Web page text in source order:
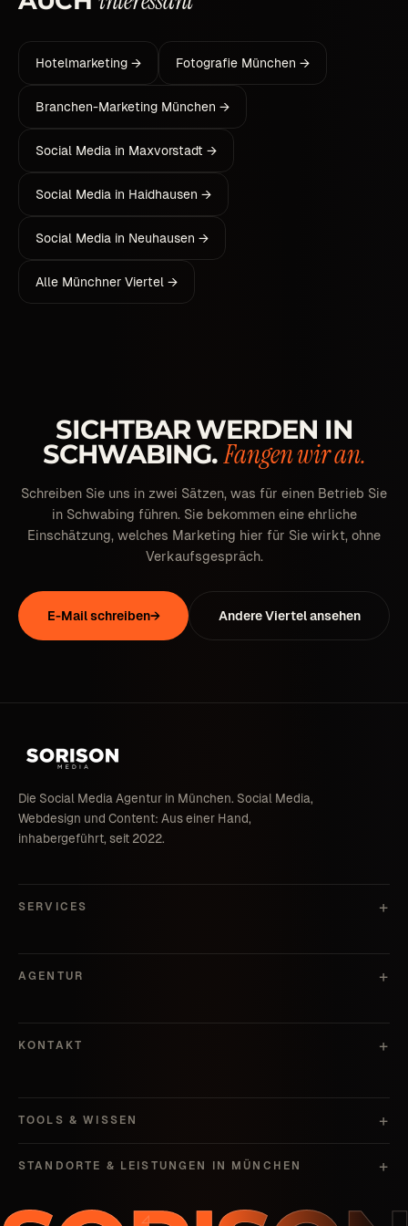
Hotelmarketing → Fotografie München →
Branchen-Marketing München →
Social Media in Maxvorstadt →
Social Media in Haidhausen →
Social Media in Neuhausen →
Alle Münchner Viertel →
SICHTBAR WERDEN IN
SCHWABING.Fangen wir an.
Schreiben Sie uns in zwei Sätzen, was für einen Betrieb Sie
in Schwabing führen. Sie bekommen eine ehrliche
Einschätzung, welches Marketing hier für Sie wirkt, ohne
Verkaufsgespräch.
E-Mail schreiben→ Andere Viertel ansehen
Die Social Media Agentur in München. Social Media,
Webdesign und Content: Aus einer Hand,
inhabergeführt, seit 2022.
SERVICES
AGENTUR
KONTAKT
TOOLS & WISSEN
STANDORTE & LEISTUNGEN IN MÜNCHEN